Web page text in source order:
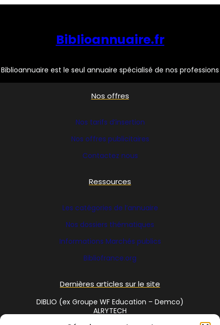
Biblioannuaire.fr
Biblioannuaire est le seul annuaire spécialisé de nos professions
Nos offres
Nos tarifs d’insertion
Nos offres publicitaires
Contactez nous
Ressources
Les catégories de l’annuaire
Nos dossiers thématiques
Informations Marchés publics
Bibliofrance.org
Dernières articles sur le site
DIBLIO (ex Groupe WF Education – Demco)
ALRYTECH